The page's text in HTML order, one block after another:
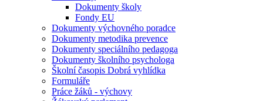
Dokumenty školy
Fondy EU
Dokumenty výchovného poradce
Dokumenty metodika prevence
Dokumenty speciálního pedagoga
Dokumenty školního psychologa
Školní časopis Dobrá vyhlídka
Formuláře
Práce žáků - výchovy